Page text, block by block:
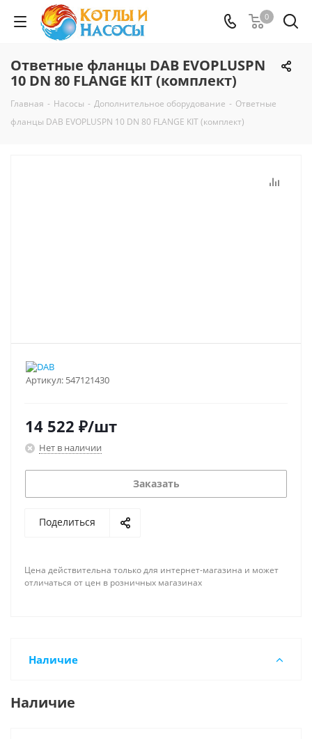
0
Ответные фланцы DAB EVOPLUSPN
10 DN 80 FLANGE KIT (комплект)
Главная - Насосы - Дополнительное оборудование - Ответные
фланцы DAB EVOPLUSPN 10 DN 80 FLANGE KIT (комплект)
Артикул: 547121430
14 522 ₽/шт
Нет в наличии
Заказать
Поделиться
Цена действительна только для интернет-магазина и может
отличаться от цен в розничных магазинах
Наличие
Наличие